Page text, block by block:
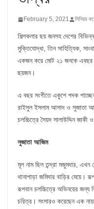
February 5, 2021 সিনিয়র
শিল্পকলার ছয় জনসহ দেশের
মুক্তিযোদ্ধা, তিন সাহিত্যিক,
একজন করে মোট ২১ জনকে এবছর
ছয়জন।
এ বছর সংগীতে একুশে পদক পাচ্ছেন
রাইসুল ইসলাম আসাদ ও সুজাতা
চলচ্চিত্রে সৈয়দ সালাউদ্দিন
সুজাতা আজিম
মূল নাম ছিল তন্দ্রা মজুমদার, এখন
থানাপাড়া জমিদার বাড়ির মেয়ে।
রূপবান চলচ্চিত্রে অভিনয়ের
চরিত্র। সংসারও করেছেন এক